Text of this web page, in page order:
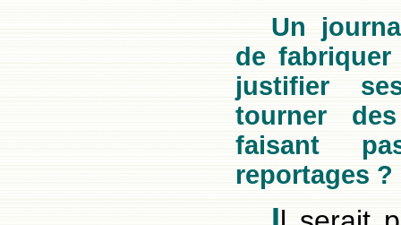
Un
de
justifier
tourner
faisant
reportages ?